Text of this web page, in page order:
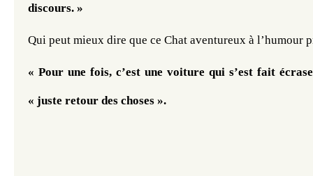
discours. »
Qui peut mieux dire que ce Chat aventureux à l’humour
« Pour une fois, c’est une voiture qui s’est fait
« juste retour des choses ».